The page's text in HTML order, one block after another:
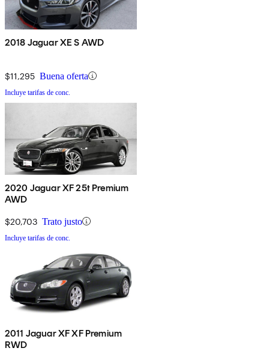
2018 Jaguar XE S AWD
$11,295 Buena oferta
Incluye tarifas de conc.
2020 Jaguar XF 25t Premium
AWD
$20,703 Trato justo
Incluye tarifas de conc.
2011 Jaguar XF XF Premium
RWD